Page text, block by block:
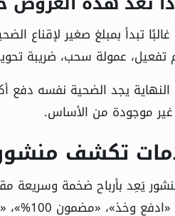
غالبًا تبدأ بمبلغ صغير لإقناع
تفعيل، عمولة سحب، ضريبة
يجد الضحية نفسه دفع
غير موجودة من الأساس.
تكشف
يَعِد بأرباح ضخمة وسريعة
«مضمون 100%»، «بدون خسارة»، «السحب فوري»، أو «الفرصة محدودة».